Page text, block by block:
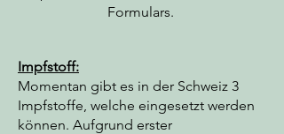
Formulars.
Impfstoff:
Momentan gibt es in der Schweiz 3
Impfstoffe, welche eingesetzt werden
können. Aufgrund erster